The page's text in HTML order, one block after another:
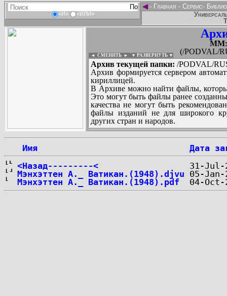
«И» «ИЛИ»
◄- Главная - Сервис-
(/PODVAL/
◄ СМЕНИТЬ ► ▼ РАЗВЕРНУТЬ ▼
Архив текущей папки: /PODVAL/
Архив формируется сервером
кириллицей.
В Архиве можно найти файлы,
Это могут быть файлы ранее
качества не могут быть
файлы изданий не для широкого
других стран и народов.
Имя
Дата
<Назад---------<
Мэнхэттен А._ Ватикан.(1948).djvu
Мэнхэттен А._ Ватикан.(1948).pdf